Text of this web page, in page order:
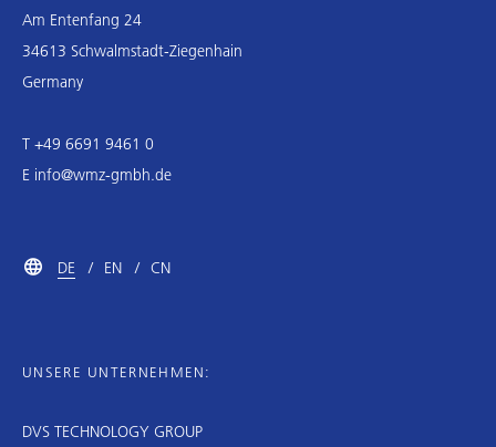
Am Entenfang 24
34613 Schwalmstadt-Ziegenhain
Germany
T +49 6691 9461 0
E info@wmz-gmbh.de
DE EN CN
UNSERE UNTERNEHMEN:
DVS TECHNOLOGY GROUP